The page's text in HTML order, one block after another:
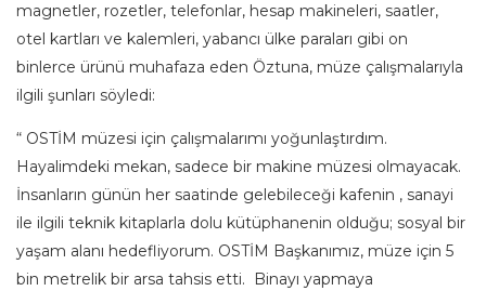
magnetler, rozetler, telefonlar, hesap makineleri, saatler,
otel kartları ve kalemleri, yabancı ülke paraları gibi on
binlerce ürünü muhafaza eden Öztuna, müze çalışmalarıyla
ilgili şunları söyledi:
“ OSTİM müzesi için çalışmalarımı yoğunlaştırdım.
Hayalimdeki mekan, sadece bir makine müzesi olmayacak.
İnsanların günün her saatinde gelebileceği kafenin , sanayi
ile ilgili teknik kitaplarla dolu kütüphanenin olduğu; sosyal bir
yaşam alanı hedefliyorum. OSTİM Başkanımız, müze için 5
bin metrelik bir arsa tahsis etti. Binayı yapmaya